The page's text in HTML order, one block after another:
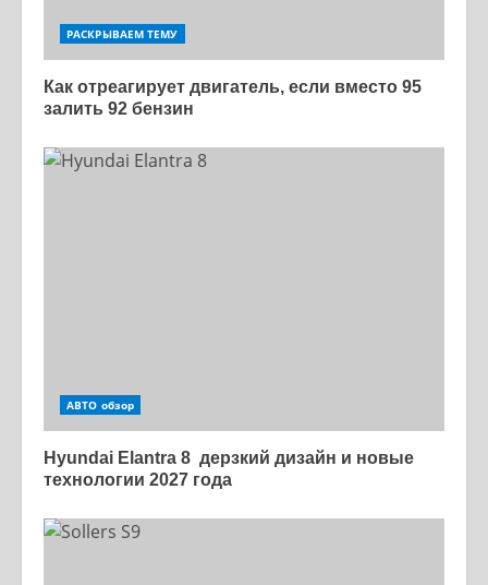
РАСКРЫВАЕМ ТЕМУ
Как отреагирует двигатель, если вместо 95
залить 92 бензин
АВТО обзор
Hyundai Elantra 8 дерзкий дизайн и новые
технологии 2027 года